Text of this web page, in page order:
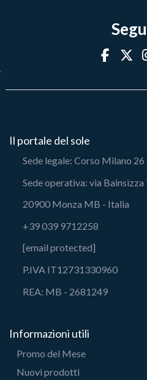
Il portale del sole
Sede legale: Corso Milano 26
Sede operativa: via Bainsizza
20900 Monza MB - Italia
+39 039 9712258
[email protected]
P.IVA IT12731330960
REA: MB - 2681249
Informazioni utili
Promo del Mese
Nuovi prodotti